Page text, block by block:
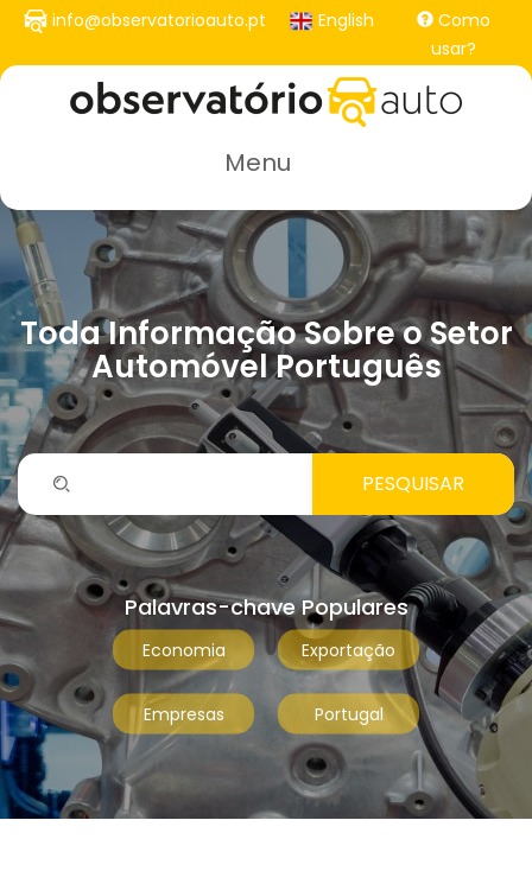
Passar
o
conteúdo
info@observatorioauto.pt English
Como
usar?
Menu
Toda Informação Sobre o Setor
Automóvel Português
PESQUISAR
Palavras-chave Populares
Economia Exportação
Empresas Portugal